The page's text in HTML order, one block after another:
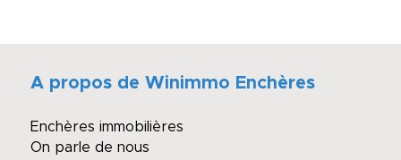
A propos de Winimmo Enchères
Enchères immobilières
On parle de nous